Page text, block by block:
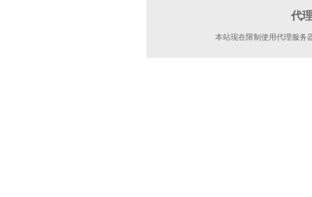
代
本站现在限制使用代理服务